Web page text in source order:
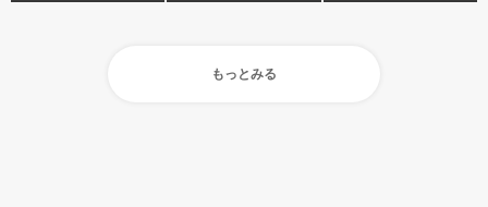
もっとみる